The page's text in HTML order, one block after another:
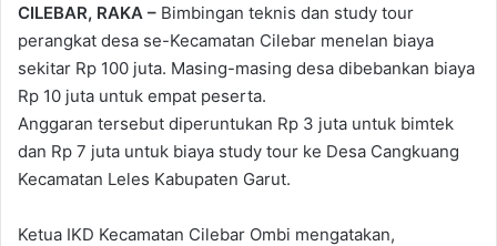
X email
CILEBAR, RAKA – Bimbingan teknis dan study tour
perangkat desa se-Kecamatan Cilebar menelan biaya
sekitar Rp 100 juta. Masing-masing desa dibebankan biaya
Rp 10 juta untuk empat peserta.
Anggaran tersebut diperuntukan Rp 3 juta untuk bimtek
dan Rp 7 juta untuk biaya study tour ke Desa Cangkuang
Kecamatan Leles Kabupaten Garut.
Ketua IKD Kecamatan Cilebar Ombi mengatakan,